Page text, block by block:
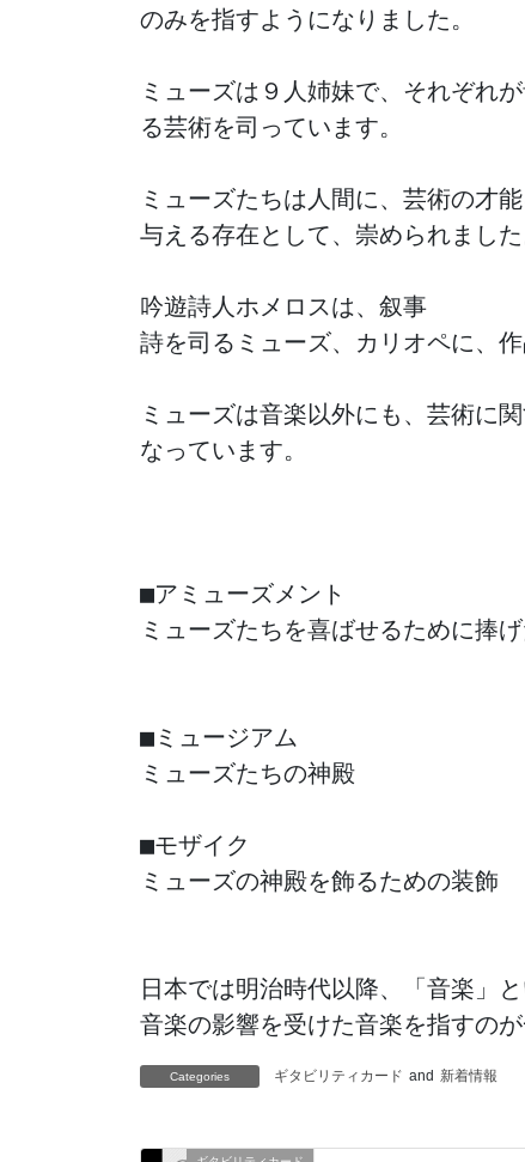
のみを指すようになりました。
ミューズは９人姉妹で、それぞれ
る芸術を司っています。
ミューズたちは人間に、芸術の才
与える存在として、崇められました
吟遊詩人ホメロスは、叙事
詩を司るミューズ、カリオペに、
ミューズは音楽以外にも、芸術に
なっています。
■アミューズメント
ミューズたちを喜ばせるために捧
■ミュージアム
ミューズたちの神殿
■モザイク
ミューズの神殿を飾るための装飾
日本では明治時代以降、「音楽」
音楽の影響を受けた音楽を指すのが
Categories ギタビリティカード and 新着情報